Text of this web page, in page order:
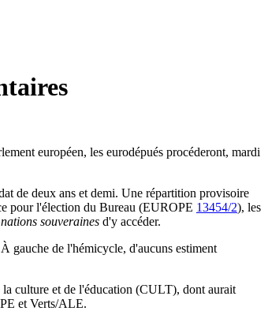
européen, les eurodépués procéderont, mardi
de deux ans et demi. Une répartition provisoire
pour l'élection du Bureau (EUROPE 13454/2), les
souveraines d'y accéder.
gauche de l'hémicycle, d'aucuns estiment
culture et de l'éducation (CULT), dont aurait
et Verts/ALE.